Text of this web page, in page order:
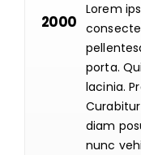
2000
Lorem
porta.
lacinia.
diam
nunc